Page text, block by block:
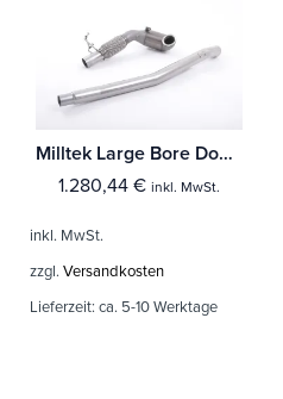
Milltek Large Bore Downpipe und Hi-Flow Sports Cat Audi A3 2.0 TFSI quattro Sedan 8V (Nur US-Modelle)
1.280,44 € inkl. MwSt.
inkl. MwSt.
zzgl. Versandkosten
Lieferzeit: ca. 5-10 Werktage